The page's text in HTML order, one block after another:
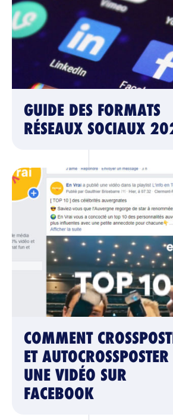
GUIDE DES FORMATS
RÉSEAUX SOCIAUX
COMMENT
ET AUTOCROSSPOSTER
UNE VIDÉO SUR
FACEBOOK